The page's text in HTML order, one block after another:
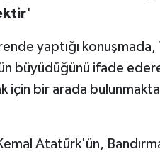
yaptığı konuşmada,
büyüdüğünü ifade
için bir arada
Atatürk'ün,